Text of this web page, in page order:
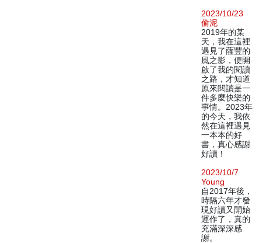
2023/10/23
偷泥
2019年的某
天，我在這裡
遇見了薩豐的
風之影，便開
啟了我的閱讀
之路，才知道
原來閱讀是一
件多麼快樂的
事情。2023年
的今天，我依
然在這裡遇見
一本本的好
書，真心感謝
好讀！
2023/10/7
Young
自2017年後，
時隔六年才發
現好讀又開始
運作了，真的
充滿深深感
謝。